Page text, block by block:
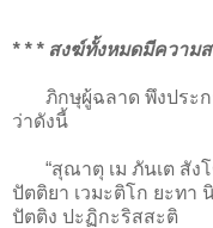
* * * สงฆ์ทั้งหมดมีความ
ภิกษุผู้ฉลาด พึงประ
ว่าดังนี้
“สุณาตุ เม ภันเต สัง
ปัตติยา เวมะติโก ยะทา
ปัตติง ปะฏิกะริสสะติ